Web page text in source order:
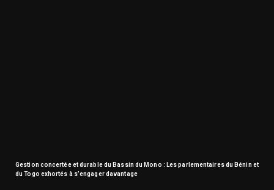
Gestion concertée et durable du Bassin du Mono : Les parlementaires du Bénin et
du Togo exhortés à s’engager davantage